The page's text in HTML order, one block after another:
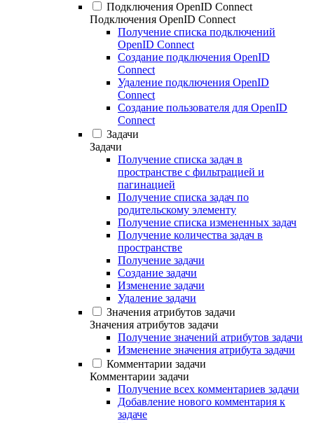
Подключения OpenID Connect
Подключения OpenID Connect
Получение списка подключений
OpenID Connect
Создание подключения OpenID
Connect
Удаление подключения OpenID
Connect
Создание пользователя для OpenID
Connect
Задачи
Задачи
Получение списка задач в
пространстве с фильтрацией и
пагинацией
Получение списка задач по
родительскому элементу
Получение списка измененных задач
Получение количества задач в
пространстве
Получение задачи
Создание задачи
Изменение задачи
Удаление задачи
Значения атрибутов задачи
Значения атрибутов задачи
Получение значений атрибутов задачи
Изменение значения атрибута задачи
Комментарии задачи
Комментарии задачи
Получение всех комментариев задачи
Добавление нового комментария к
задаче